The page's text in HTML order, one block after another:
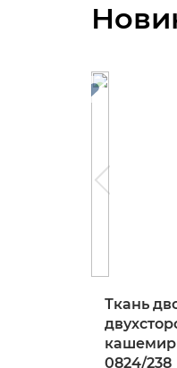
Ткань
кашемир
0824/238